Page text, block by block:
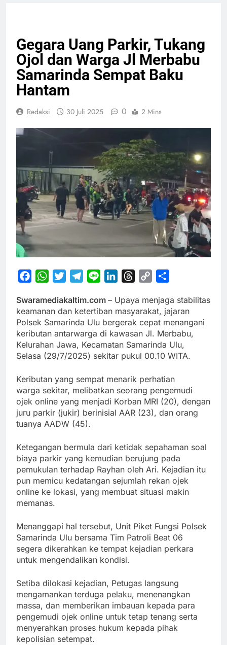
Gegara Uang Parkir, Tukang
Ojol dan Warga Jl Merbabu
Samarinda Sempat Baku
Hantam
Redaksi 30 Juli 2025 0 2 Mins
FacebookWhatsApp
TwitterTelegram
Line LinkedInThreads
Copy
Swaramediakaltim.com – Upaya menjaga stabilitas
keamanan dan ketertiban masyarakat, jajaran
Polsek Samarinda Ulu bergerak cepat menangani
keributan antarwarga di kawasan Jl. Merbabu,
Kelurahan Jawa, Kecamatan Samarinda Ulu,
Selasa (29/7/2025) sekitar pukul 00.10 WITA.
Keributan yang sempat menarik perhatian
warga sekitar, melibatkan seorang pengemudi
ojek online yang menjadi Korban MRI (20), dengan
juru parkir (jukir) berinisial AAR (23), dan orang
tuanya AADW (45).
Ketegangan bermula dari ketidak sepahaman soal
biaya parkir yang kemudian berujung pada
pemukulan terhadap Rayhan oleh Ari. Kejadian itu
pun memicu kedatangan sejumlah rekan ojek
online ke lokasi, yang membuat situasi makin
memanas.
Menanggapi hal tersebut, Unit Piket Fungsi Polsek
Samarinda Ulu bersama Tim Patroli Beat 06
segera dikerahkan ke tempat kejadian perkara
untuk mengendalikan kondisi.
Setiba dilokasi kejadian, Petugas langsung
mengamankan terduga pelaku, menenangkan
massa, dan memberikan imbauan kepada para
pengemudi ojek online untuk tetap tenang serta
menyerahkan proses hukum kepada pihak
kepolisian setempat.